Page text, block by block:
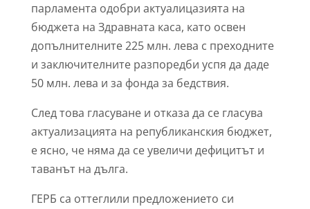
парламента одобри актуалицазията на
бюджета на Здравната каса, като освен
допълнителните 225 млн. лева с преходните
и заключителните разпоредби успя да даде
50 млн. лева и за фонда за бедствия.
След това гласуване и отказа да се гласува
актуализацията на републиканския бюджет,
е ясно, че няма да се увеличи дефицитът и
таванът на дълга.
ГЕРБ са оттеглили предложението си